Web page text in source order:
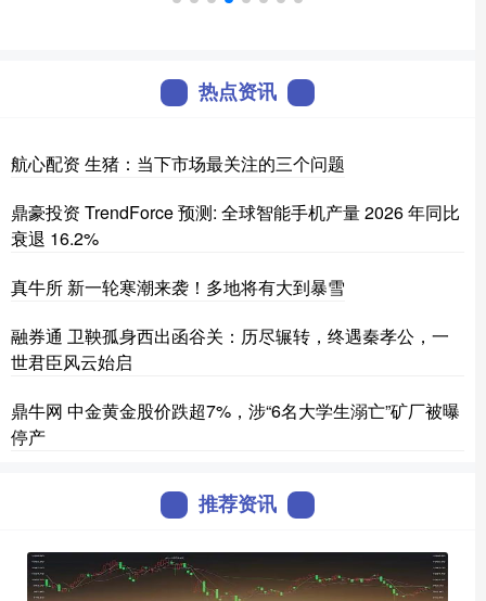
热点资讯
航心配资 生猪：当下市场最关注的三个问题
鼎豪投资 TrendForce 预测: 全球智能手机产量 2026 年同比
衰退 16.2%
真牛所 新一轮寒潮来袭！多地将有大到暴雪
融券通 卫鞅孤身西出函谷关：历尽辗转，终遇秦孝公，一
世君臣风云始启
鼎牛网 中金黄金股价跌超7%，涉“6名大学生溺亡”矿厂被曝
停产
推荐资讯